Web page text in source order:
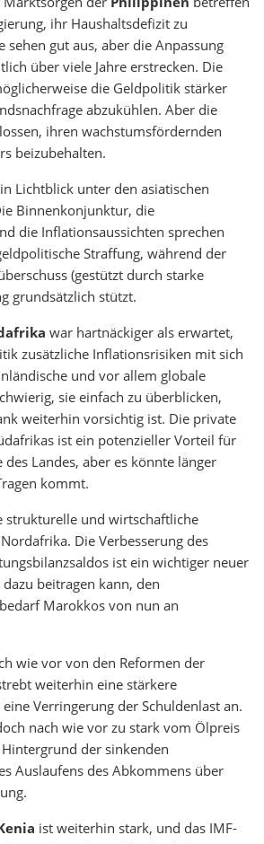
ihr Haushaltsdefizit zu
sehen gut aus, aber die Anpassung
über viele Jahre erstrecken. Die
die Geldpolitik stärker
abzukühlen. Aber die
ihren wachstumsfördernden
beizubehalten.
Lichtblick unter den asiatischen
Binnenkonjunktur, die
die Inflationsaussichten sprechen
Straffung, während der
(gestützt durch starke
grundsätzlich stützt.
war hartnäckiger als erwartet,
zusätzliche Inflationsrisiken mit sich
und vor allem globale
sie einfach zu überblicken,
weiterhin vorsichtig ist. Die private
ist ein potenzieller Vorteil für
Landes, aber es könnte länger
kommt.
strukturelle und wirtschaftliche
Die Verbesserung des
ist ein wichtiger neuer
beitragen kann, den
Marokkos von nun an
wie vor von den Reformen der
weiterhin eine stärkere
Verringerung der Schuldenlast an.
nach wie vor zu stark vom Ölpreis
der sinkenden
Auslaufens des Abkommens über
ist weiterhin stark, und das IMF-